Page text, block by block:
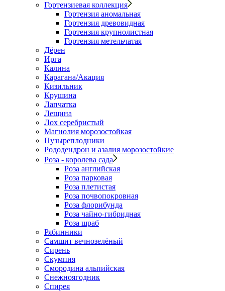
Гортензиевая коллекция
Гортензия аномальная
Гортензия древовидная
Гортензия крупнолистная
Гортензия метельчатая
Дёрен
Ирга
Калина
Карагана/Акация
Кизильник
Крушина
Лапчатка
Лещина
Лох серебристый
Магнолия морозостойкая
Пузыреплодники
Рододендрон и азалия морозостойкие
Роза - королева сада
Роза английская
Роза парковая
Роза плетистая
Роза почвопокровная
Роза флорибунда
Роза чайно-гибридная
Роза шраб
Рябинники
Самшит вечнозелёный
Сирень
Скумпия
Смородина альпийская
Снежноягодник
Спирея